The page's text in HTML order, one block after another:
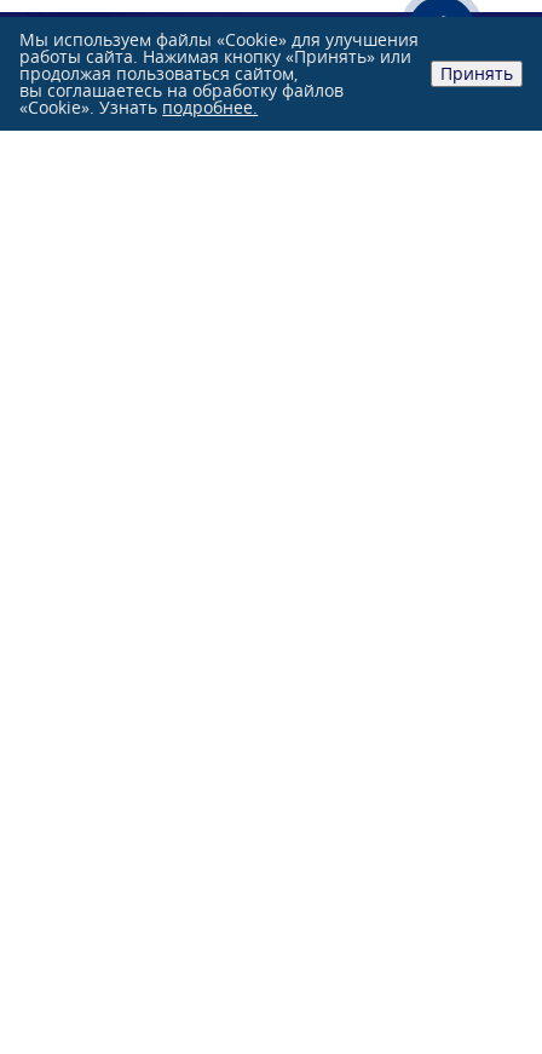
Мы используем файлы «Cookie» для улучшения
работы сайта. Нажимая кнопку «Принять» или
продолжая пользоваться сайтом,
вы соглашаетесь на обработку файлов
«Cookie». Узнать подробнее.
Принять